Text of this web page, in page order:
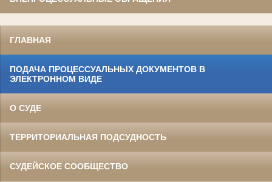
ГЛАВНАЯ
ПОДАЧА ПРОЦЕССУАЛЬНЫХ ДОКУМЕНТОВ В
ЭЛЕКТРОННОМ ВИДЕ
О СУДЕ
ТЕРРИТОРИАЛЬНАЯ ПОДСУДНОСТЬ
СУДЕЙСКОЕ СООБЩЕСТВО